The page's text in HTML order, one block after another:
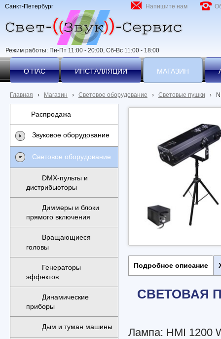
Режим работы: Пн-Пт 11:00 - 20:00, Сб-Вс 11:00 - 18:00
Напишите нам
Санкт-Петербург
О НАС ИНСТАЛЛЯЦИИ МАГАЗИН
Главная › Магазин › Световое оборудование › Световые пушки ›
Распродажа
Звуковое оборудование
Световое оборудование
DMX-пульты и
дистрибьюторы
Диммеры и блоки
прямого включения
Вращающиеся
головы
Генераторы
эффектов
Динамические
приборы
Дым и туман машины
Подробное описание
СВЕТОВАЯ
Лампа: HMI 1200